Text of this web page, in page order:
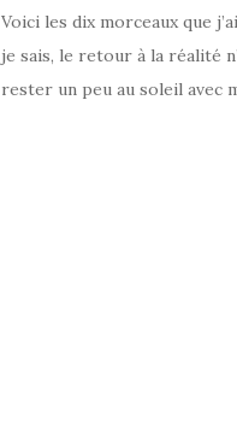
Voici les dix morceaux que
je sais, le retour à la réalité
rester un peu au soleil avec